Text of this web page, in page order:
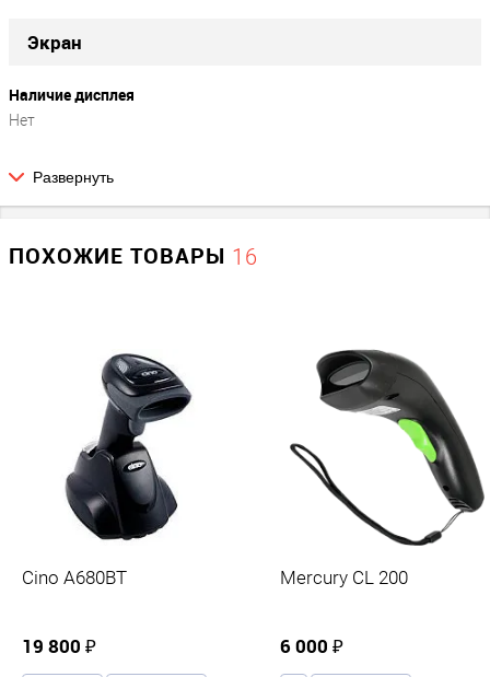
Экран
Наличие дисплея
Нет
Параметры сканера
1D / 2D (ЕГАИС)
беспроводной / ручной
Параметры сканирования
Скорость (сканов в сек.)
Прочие
АТОЛ
Развернуть
ПОХОЖИЕ ТОВАРЫ 16
Cino A680BT
19 800 ₽
Mercury CL 200
6 000 ₽